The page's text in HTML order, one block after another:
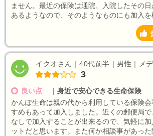
ません。最近の保険は通院、入院したその
あるようなので、そのようなものにも加入を
イクオさん｜40代前半｜男性｜メ
3
良い点
身近で安心できる生命保険
かんぽ生命は親の代から利用している保険
すめもあって加入しました。近くの郵便局
なしで加入することが出来るので、気軽に
ットだと思います。また何か相談事があっ